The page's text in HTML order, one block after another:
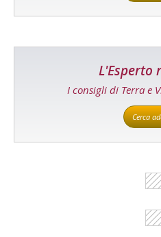
L'Esperto
I consigli di Terra e
Cerca